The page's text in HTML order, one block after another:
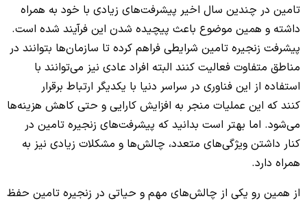
تامین در چندین سال اخیر پیشرفت‌های زیادی با خود به همراه
داشته و همین موضوع باعث پیچیده شدن این فرآیند شده است.
پیشرفت زنجیره تامین شرایطی فراهم کرده تا سازمان‌ها بتوانند در
مناطق متفاوت فعالیت کنند البته افراد عادی نیز می‌توانند با
استفاده از این فناوری در سراسر دنیا با یکدیگر ارتباط برقرار
کنند که این عملیات منجر به افزایش کارایی و حتی کاهش هزینه‌ها
می‌شود. اما بهتر است بدانید که پیشرفت‌های زنجیره تامین در
کنار داشتن ویژگی‌های متعدد، چالش‌ها و مشکلات زیادی نیز به
همراه دارد.
از همین رو یکی از چالش‌های مهم و حیاتی در زنجیره تامین حفظ